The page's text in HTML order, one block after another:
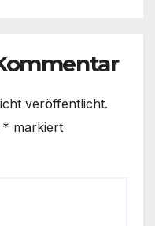
veröffentlicht.
* markiert